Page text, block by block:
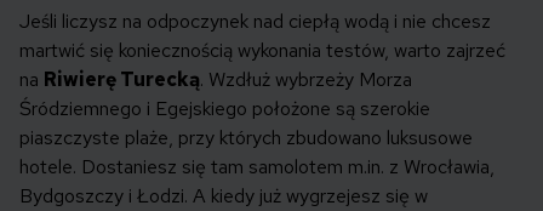
Jeśli liczysz na odpoczynek nad ciepłą wodą i nie chcesz
martwić się koniecznością wykonania testów, warto zajrzeć
na Riwierę Turecką. Wzdłuż wybrzeży Morza
Śródziemnego i Egejskiego położone są szerokie
piaszczyste plaże, przy których zbudowano luksusowe
hotele. Dostaniesz się tam samolotem m.in. z Wrocławia,
Bydgoszczy i Łodzi. A kiedy już wygrzejesz się w